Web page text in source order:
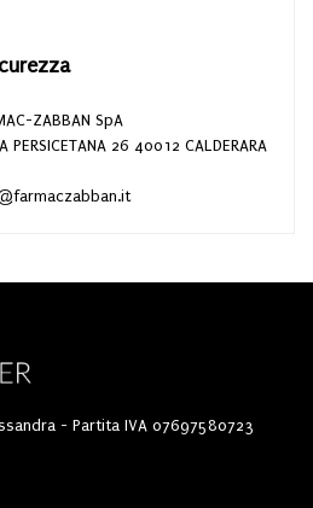
ZABBAN SpA
PERSICETANA 26 40012 CALDERARA
- Partita IVA 07697580723